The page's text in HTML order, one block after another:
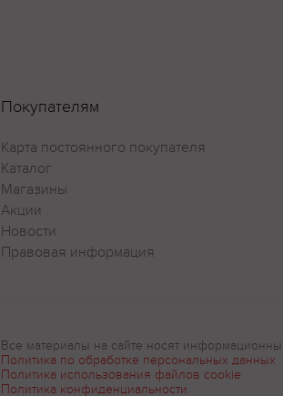
Покупателям
Карта постоянного покупателя
Каталог
Магазины
Акции
Новости
Правовая информация
Все материалы на сайте носят
Политика по обработке персональных данных
Политика использования файлов cookie
Политика конфиденциальности